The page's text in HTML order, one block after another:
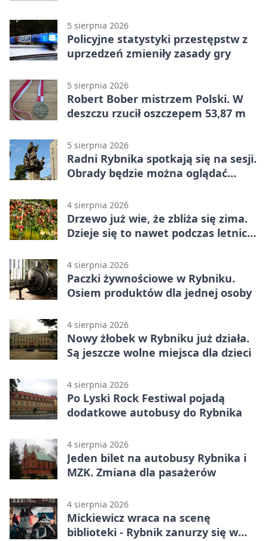
5 sierpnia 2026
Policyjne statystyki przestępstw z
uprzedzeń zmieniły zasady gry
5 sierpnia 2026
Robert Bober mistrzem Polski. W
deszczu rzucił oszczepem 53,87 m
5 sierpnia 2026
Radni Rybnika spotkają się na sesji.
Obrady będzie można oglądać
4 sierpnia 2026
Drzewo już wie, że zbliża się zima.
Dzieje się to nawet podczas letnich
4 sierpnia 2026
Paczki żywnościowe w Rybniku.
Osiem produktów dla jednej osoby
4 sierpnia 2026
Nowy żłobek w Rybniku już działa.
Są jeszcze wolne miejsca dla dzieci
4 sierpnia 2026
Po Lyski Rock Festiwal pojadą
dodatkowe autobusy do Rybnika
4 sierpnia 2026
Jeden bilet na autobusy Rybnika i
MZK. Zmiana dla pasażerów
4 sierpnia 2026
Mickiewicz wraca na scenę
biblioteki - Rybnik zanurzy się w